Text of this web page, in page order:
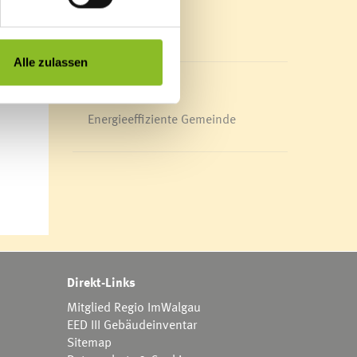
Alle zulassen
Mediathek
News Archiv
Energieeffiziente Gemeinde
Direkt-Links
Mitglied Regio ImWalgau
EED III Gebäudeinventar
Sitemap